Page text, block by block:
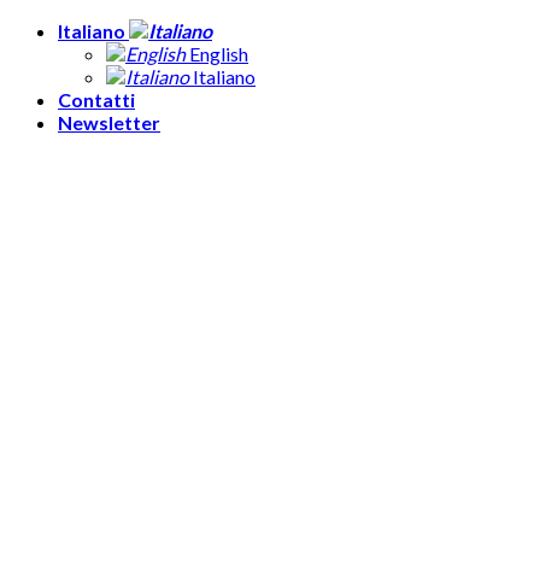
Skip
Italiano
English
Italiano
Contatti
Newsletter